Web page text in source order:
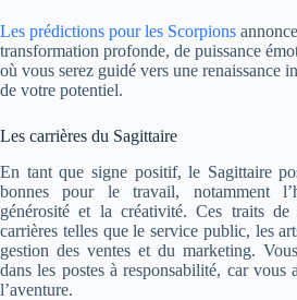
Les prédictions pour les Scorpions
transformation profonde, de puissance
où vous serez guidé vers une renaissance
de votre potentiel.
Les carrières du Sagittaire
En tant que signe positif, le Sagittaire
bonnes pour le travail, notamment
générosité et la créativité. Ces traits de
carrières telles que le service public, les
gestion des ventes et du marketing.
dans les postes à responsabilité, car vous
l’aventure.